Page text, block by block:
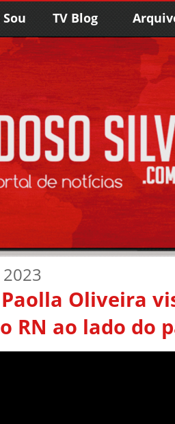
TV Blog
Paolla Oliveira
RN ao lado do